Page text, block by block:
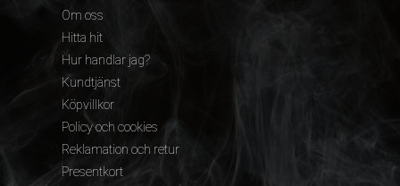
Om oss
Hitta hit
Hur handlar jag?
Kundtjänst
Köpvillkor
Policy och cookies
Reklamation och retur
Presentkort